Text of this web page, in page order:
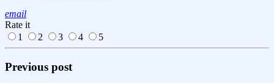
email
Rate it
1
2 3 4 5
Previous post